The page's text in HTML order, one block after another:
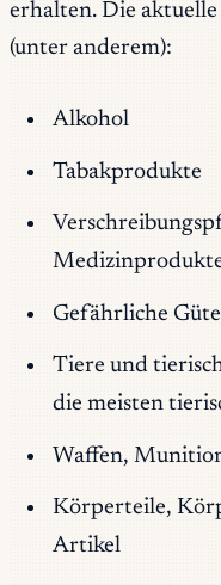
erhalten. Die
(unter anderem):
Alkohol
Tabakprodukte
Gefährliche
Tiere und
die meisten
Waffen,
Körperteile,
Artikel